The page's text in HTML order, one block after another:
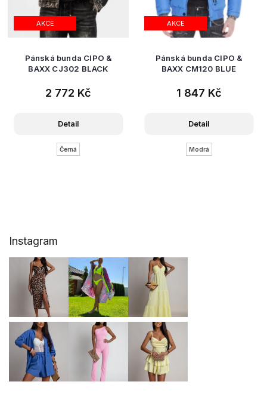
AKCE
Pánská bunda CIPO &
BAXX CJ302 BLACK
2 772 Kč
Detail
Černá
AKCE
Pánská bunda CIPO &
BAXX CM120 BLUE
1 847 Kč
Detail
Modrá
Instagram